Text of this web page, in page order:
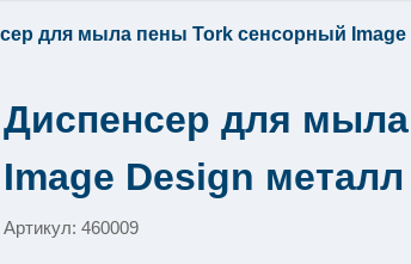
для мыла пены Tork сенсорный Image
Диспенсер для
Image Design металл
Артикул: 460009